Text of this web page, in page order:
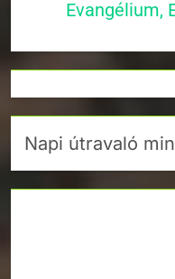
Evangélium,
Napi útravaló